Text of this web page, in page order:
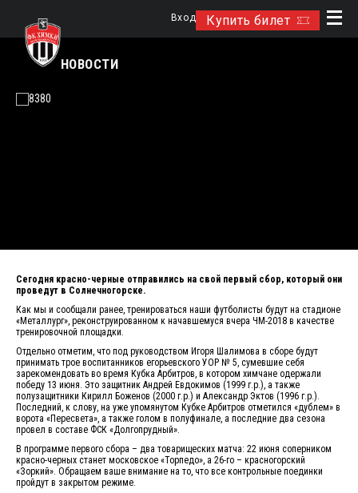
Купить билет
Вход
НОВОСТИ
Сегодня красно-черные отправились на свой первый сбор, который они
проведут в Солнечногорске.
Как мы и сообщали ранее, тренироваться наши футболисты будут на стадионе
«Металлург», реконструированном к начавшемуся вчера ЧМ-2018 в качестве
тренировочной площадки.
Отдельно отметим, что под руководством Игоря Шалимова в сборе будут
принимать трое воспитанников егорьевского УОР № 5, сумевшие себя
зарекомендовать во время Кубка Арбитров, в котором химчане одержали
победу 13 июня. Это защитник Андрей Евдокимов (1999 г.р.), а также
полузащитники Кирилл Боженов (2000 г.р.) и Александр Эктов (1996 г.р.).
Последний, к слову, на уже упомянутом Кубке Арбитров отметился «дублем» в
ворота «Пересвета», а также голом в полуфинале, а последние два сезона
провел в составе ФСК «Долгопрудный».
В программе первого сбора – два товарищеских матча: 22 июня соперником
красно-черных станет московское «Торпедо», а 26-го – красногорский
«Зоркий». Обращаем ваше внимание на то, что все контрольные поединки
пройдут в закрытом режиме.